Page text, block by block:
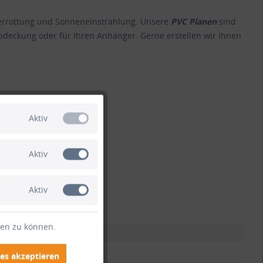
und Sonneneinstrahlung. Unsere PVC Planen sind
oder für Ihren Anhänger. Gerne erstellen wir Ihnen
Aktiv
Aktiv
Aktiv
zu können.
akzeptieren